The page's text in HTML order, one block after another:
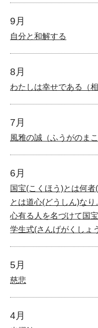
9月
自分と和解する
8月
わたしは幸せである（
7月
風雅の誠（ふうがのまこ
6月
国宝(こくほう)とは何
とは道心(ど
心有る人を名づけて
学生式(さんげがくしょ
5月
慈悲
4月